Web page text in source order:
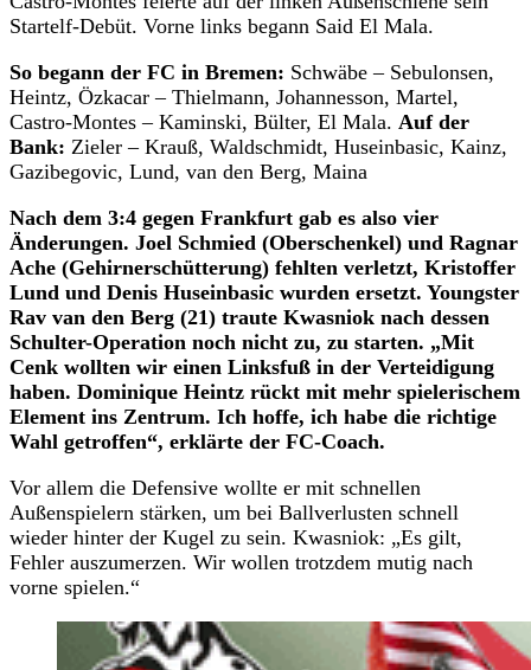
Startelf-Debüt. Vorne links begann Said El Mala.
So begann der FC in Bremen: Schwäbe – Sebulonsen,
Heintz, Özkacar – Thielmann, Johannesson, Martel,
Castro-Montes – Kaminski, Bülter, El Mala. Auf der
Bank: Zieler – Krauß, Waldschmidt, Huseinbasic, Kainz,
Gazibegovic, Lund, van den Berg, Maina
Nach dem 3:4 gegen Frankfurt gab es also vier
Änderungen. Joel Schmied (Oberschenkel) und Ragnar
Ache (Gehirnerschütterung) fehlten verletzt, Kristoffer
Lund und Denis Huseinbasic wurden ersetzt. Youngster
Rav van den Berg (21) traute Kwasniok nach dessen
Schulter-Operation noch nicht zu, zu starten. „Mit
Cenk wollten wir einen Linksfuß in der Verteidigung
haben. Dominique Heintz rückt mit mehr spielerischem
Element ins Zentrum. Ich hoffe, ich habe die richtige
Wahl getroffen“, erklärte der FC-Coach.
Vor allem die Defensive wollte er mit schnellen
Außenspielern stärken, um bei Ballverlusten schnell
wieder hinter der Kugel zu sein. Kwasniok: „Es gilt,
Fehler auszumerzen. Wir wollen trotzdem mutig nach
vorne spielen.“